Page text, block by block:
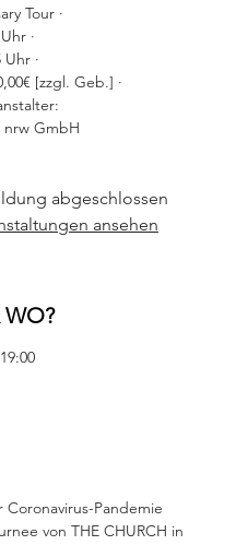
Tour ·
·
·
[zzgl. Geb.] ·
GmbH
abgeschlossen
ansehen
Pandemie
von THE CHURCH in